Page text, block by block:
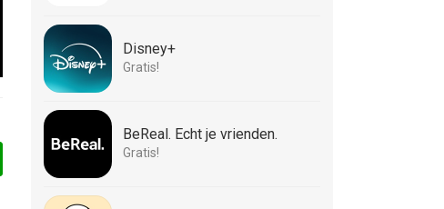
Disney+
Gratis!
BeReal. Echt je vrienden.
Gratis!